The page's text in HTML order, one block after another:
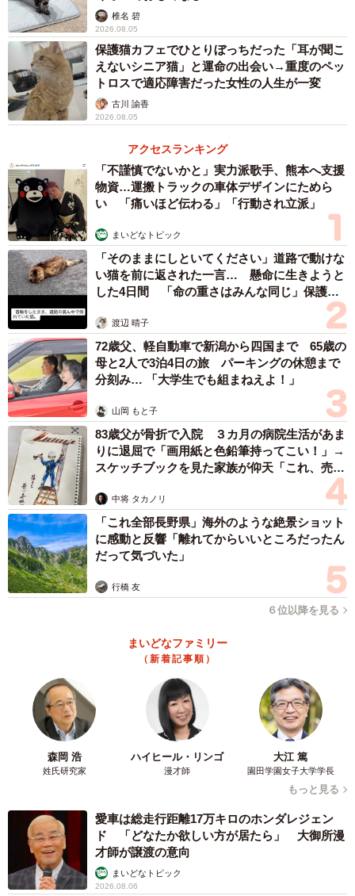
出るまでカリンちゃんを隔離した。先住猫のキララくん
は、カリンちゃんに興味津々。ケージの周りをくるくる回
ったり、上に乗ってみたり、手を入れてみたりした。カリ
ンちゃんもキララくんと一緒に遊びたいようだった。
ケンカの仲裁も
3/5
後輩猫たちと日向ぼっこ（奥がチャイくん、白黒がキララくん、手前が
テトくん）
検査が無事終わり、カリンちゃんをケージから出すと、キ
ララくんと仲良く遊び始めた。兄妹のようにずっと一緒に
いたという。それまでキララくんの遊び相手をさせられて
いたシニア犬のルカくんはホッとしたようだった。
カリンちゃんは、竹中さんが息子さんを叱っていると、間
に入ってきて竹中さんの足の上に手を置いたり、じっと顔
をみたりする。「もういいかげんにしたら」とでも言って
いるかのよう。息子さんにスリスリするカリンちゃんを見
ると、竹中さんは怒っていたことを忘れて笑ってしまう。
後から来た猫をグルーミングしたり、添い寝してあげたり
することもある。噛む力が分かっていない子猫の指導もす
る。まるでお母さんのような猫だという。
椎名 碧
2026.08.05
保護猫カフェでひとりぼっちだった「耳が聞こ
えないシニア猫」と運命の出会い→重度のペッ
トロスで適応障害だった女性の人生が一変
古川 諭香
2026.08.05
アクセスランキング
「不謹慎でないかと」実力派歌手、熊本へ支援
物資…運搬トラックの車体デザインにためら
い 「痛いほど伝わる」「行動され立派」
まいどなトピック
「そのままにしといてください」道路で動けな
い猫を前に返された一言… 懸命に生きようと
した4日間 「命の重さはみんな同じ」保護団
渡辺 晴子
72歳父、軽自動車で新潟から四国まで 65歳の
母と2人で3泊4日の旅 パーキングの休憩まで
分刻み… 「大学生でも組まねえよ！」
山岡 もと子
83歳父が骨折で入院 ３カ月の病院生活があま
りに退屈で「画用紙と色鉛筆持ってこい！」→
スケッチブックを見た家族が仰天「これ、売れ
中将 タカノリ
「これ全部長野県」海外のような絶景ショット
に感動と反響「離れてからいいところだったん
だって気づいた」
行橋 友
６位以降を見る
まいどなファミリー
（新着記事順）
森岡 浩
姓氏研究家
ハイヒール・リンゴ
漫才師
大江 篤
園田学園女子大学学長
もっと見る
愛車は総走行距離17万キロのホンダレジェン
ド 「どなたか欲しい方が居たら」 大御所漫
才師が譲渡の意向
まいどなトピック
2026.08.06